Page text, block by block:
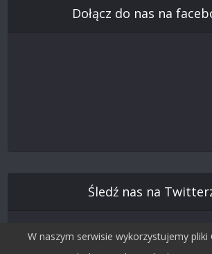
Dołącz do nas na
Śledź nas na
W naszym serwisie wykorzystujemy pliki